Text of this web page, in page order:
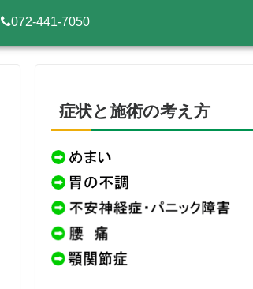
072-441-7050
症状と施術の考え方